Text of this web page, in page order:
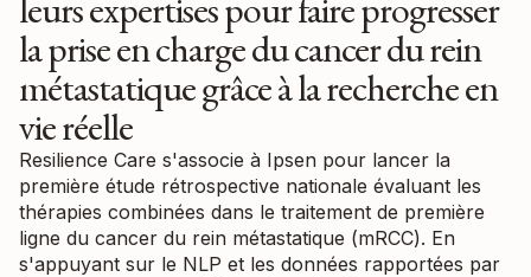
la prise en charge du cancer du rein
métastatique grâce à la recherche en
vie réelle
Resilience Care s'associe à Ipsen pour lancer la
première étude rétrospective nationale évaluant les
thérapies combinées dans le traitement de première
ligne du cancer du rein métastatique (mRCC). En
s'appuyant sur le NLP et les données rapportées par